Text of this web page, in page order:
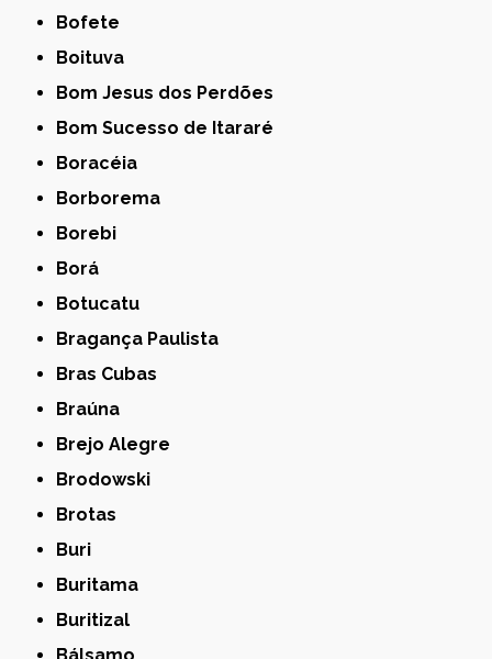
Bofete
Boituva
Bom Jesus dos Perdões
Bom Sucesso de Itararé
Boracéia
Borborema
Borebi
Borá
Botucatu
Bragança Paulista
Bras Cubas
Braúna
Brejo Alegre
Brodowski
Brotas
Buri
Buritama
Buritizal